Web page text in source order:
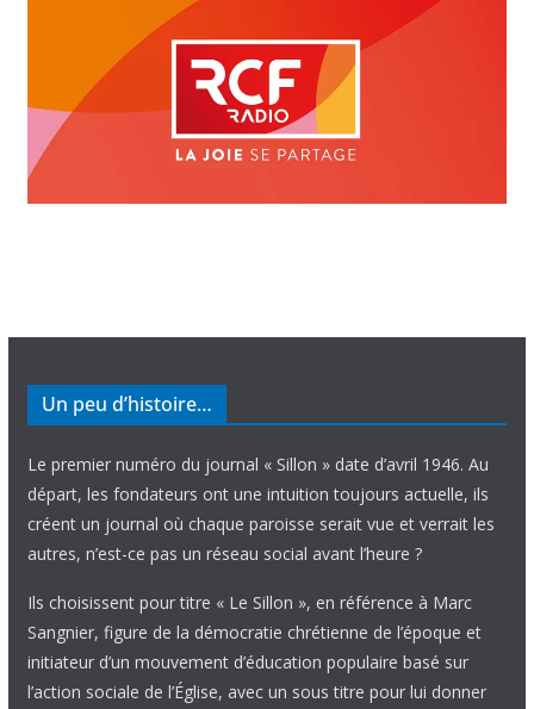
Un peu d’histoire…
Le premier numéro du journal « Sillon » date d’avril 1946. Au
départ, les fondateurs ont une intuition toujours actuelle, ils
créent un journal où chaque paroisse serait vue et verrait les
autres, n’est-ce pas un réseau social avant l’heure ?
Ils choisissent pour titre « Le Sillon », en référence à Marc
Sangnier, figure de la démocratie chrétienne de l’époque et
initiateur d’un mouvement d’éducation populaire basé sur
l’action sociale de l’Église, avec un sous titre pour lui donner